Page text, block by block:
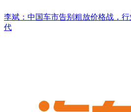
李斌：中国车市告别粗放价格战，
代